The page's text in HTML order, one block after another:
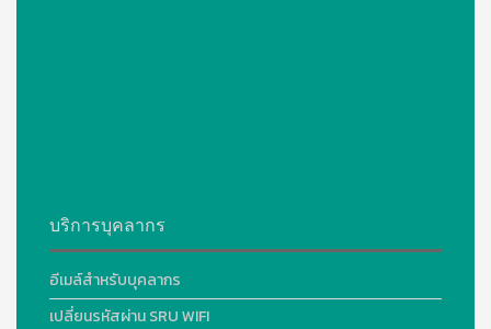
บริการบุคลากร
อีเมล์สำหรับบุคลากร
เปลี่ยนรหัสผ่าน SRU WIFI